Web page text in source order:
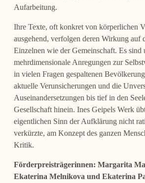
Aufarbeitung.
Ihre Texte, oft konkret von körperlichen
ausgehend, verfolgen deren Wirkung auf
Einzelnen wie der Gemeinschaft. Es sind
mehrdimensionale Anregungen zur
in vielen Fragen gespaltenen
aktuelle Verunsicherungen und die
Auseinandersetzungen bis tief in den
Gesellschaft hinein. Ines Geipels Werk
eigentlichen Sinn der Aufklärung nicht
verkürzte, am Konzept des ganzen
Kritik.
Förderpreisträgerinnen: Margarita
Ekaterina Melnikova und Ekaterina